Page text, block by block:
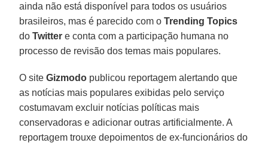
ainda não está disponível para todos os usuários
brasileiros, mas é parecido com o Trending Topics
doTwitter e conta com a participação humana no
processo de revisão dos temas mais populares.
O siteGizmodo publicou reportagem alertando que
as notícias mais populares exibidas pelo serviço
costumavam excluir notícias políticas mais
conservadoras e adicionar outras artificialmente. A
reportagem trouxe depoimentos de ex-funcionários do